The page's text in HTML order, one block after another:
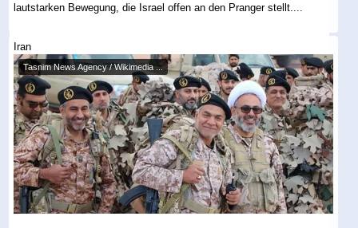
lautstarken Bewegung, die Israel offen an den Pranger stellt....
Iran
Tasnim News Agency / Wikimedia ...